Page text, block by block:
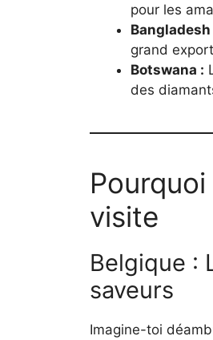
pour les
Bangladesh
grand
Botswana :
des
visite
Belgique :
saveurs
Imagine-toi